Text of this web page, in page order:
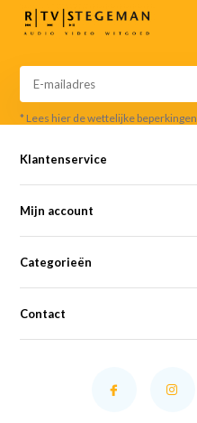
* Lees hier de wettelijke beperkingen
Klantenservice
Mijn account
Categorieën
Contact